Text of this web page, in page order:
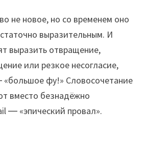
не новое, но со временем оно
выразительным. И
выразить отвращение,
или резкое несогласие,
«большое фу!» Словосочетание
вместо безнадёжно
― «эпический провал».